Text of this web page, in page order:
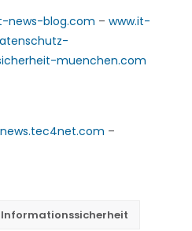
news-blog.com – www.it-
muenchen.com
–